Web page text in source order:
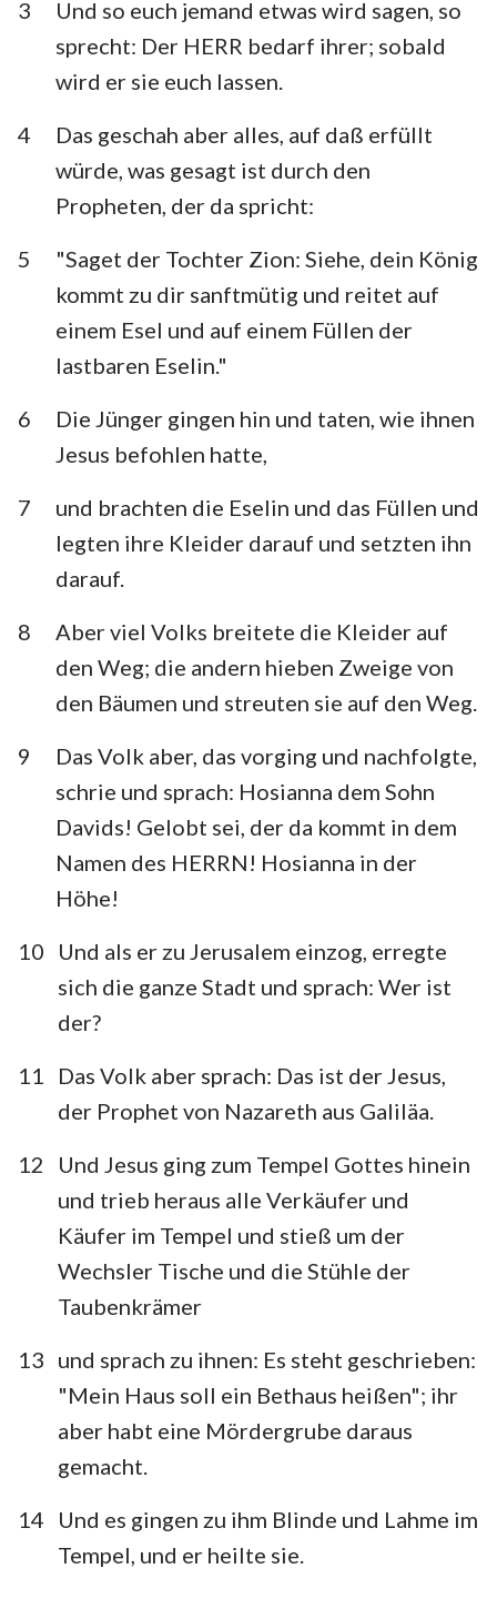
3
Und so euch jemand etwas wird sagen, so
sprecht: Der HERR bedarf ihrer; sobald
wird er sie euch lassen.
4
Das geschah aber alles, auf daß erfüllt
würde, was gesagt ist durch den
Propheten, der da spricht:
5
"Saget der Tochter Zion: Siehe, dein König
kommt zu dir sanftmütig und reitet auf
einem Esel und auf einem Füllen der
lastbaren Eselin."
6
Die Jünger gingen hin und taten, wie ihnen
Jesus befohlen hatte,
7
und brachten die Eselin und das Füllen und
legten ihre Kleider darauf und setzten ihn
darauf.
8
Aber viel Volks breitete die Kleider auf
den Weg; die andern hieben Zweige von
den Bäumen und streuten sie auf den Weg.
9
Das Volk aber, das vorging und nachfolgte,
schrie und sprach: Hosianna dem Sohn
Davids! Gelobt sei, der da kommt in dem
Namen des HERRN! Hosianna in der
Höhe!
10
Und als er zu Jerusalem einzog, erregte
sich die ganze Stadt und sprach: Wer ist
der?
11
Das Volk aber sprach: Das ist der Jesus,
der Prophet von Nazareth aus Galiläa.
12
Und Jesus ging zum Tempel Gottes hinein
und trieb heraus alle Verkäufer und
Käufer im Tempel und stieß um der
Wechsler Tische und die Stühle der
Taubenkrämer
13 und sprach zu ihnen: Es steht geschrieben:
"Mein Haus soll ein Bethaus heißen"; ihr
aber habt eine Mördergrube daraus
gemacht.
14
Und es gingen zu ihm Blinde und Lahme im
Tempel, und er heilte sie.